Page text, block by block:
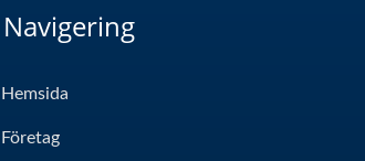
Navigering
Hemsida
Företag